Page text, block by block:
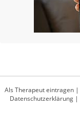
Als Therapeut eintragen |
Datenschutzerklärung|